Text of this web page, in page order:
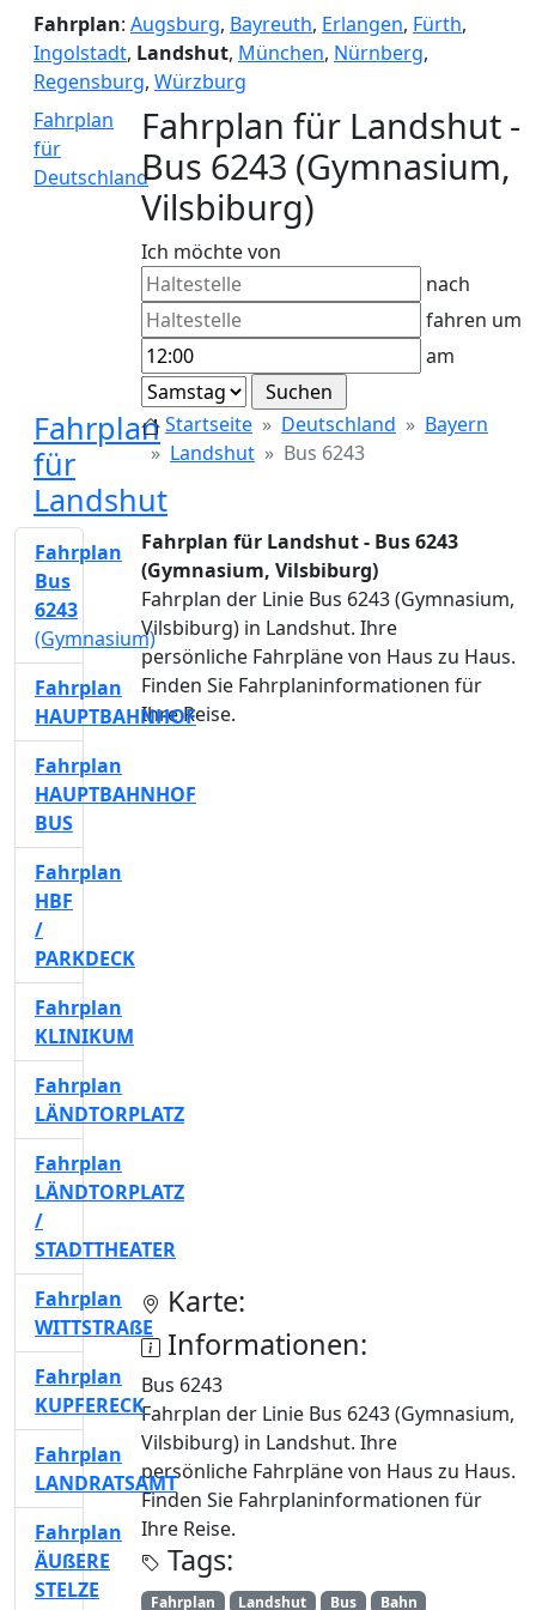
Fahrplan: Augsburg, Bayreuth, Erlangen, Fürth,
Ingolstadt, Landshut, München, Nürnberg,
Regensburg, Würzburg
Fahrplan
für
Deutschland
Fahrplan für Landshut -
Bus 6243 (Gymnasium,
Vilsbiburg)
Ich möchte von
nach
fahren um
am
Fahrplan
für
Landshut
Startseite Deutschland
Bayern
Landshut
Bus 6243
Fahrplan für Landshut - Bus 6243
(Gymnasium, Vilsbiburg)
Fahrplan der Linie Bus 6243 (Gymnasium,
Vilsbiburg) in Landshut. Ihre
persönliche Fahrpläne von Haus zu Haus.
Finden Sie Fahrplaninformationen für
Ihre Reise.
Karte:
Informationen:
Bus 6243
Fahrplan der Linie Bus 6243 (Gymnasium,
Vilsbiburg) in Landshut. Ihre
persönliche Fahrpläne von Haus zu Haus.
Finden Sie Fahrplaninformationen für
Ihre Reise.
Tags:
Fahrplan Landshut Bus Bahn
Fahrplan
Bus
6243
(Gymnasium)
Fahrplan
HAUPTBAHNHOF
Fahrplan
HAUPTBAHNHOF
BUS
Fahrplan
HBF
/
PARKDECK
Fahrplan
KLINIKUM
Fahrplan
LÄNDTORPLATZ
Fahrplan
LÄNDTORPLATZ
/
STADTTHEATER
Fahrplan
WITTSTRAßE
Fahrplan
KUPFERECK
Fahrplan
LANDRATSAMT
Fahrplan
ÄUßERE
STELZE